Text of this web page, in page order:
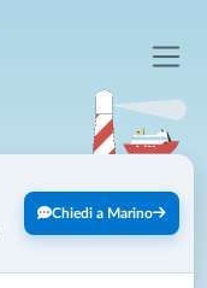
Chiedi a Marino